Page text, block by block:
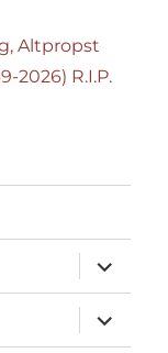
Altpropst
2026) R.I.P.
öffnen
öffnen